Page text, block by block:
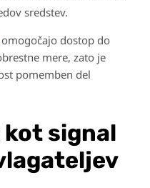
sredstev.
omogočajo dostop do
mere, zato je
pomemben del
kot signal